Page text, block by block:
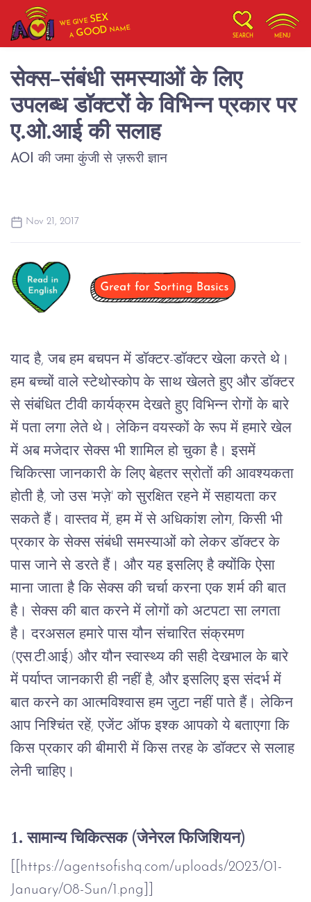
WE GIVESEX
AGOOD NAME
SEARCH MENU
सेक्स-संबंधी समस्याओं के लिए
उपलब्ध डॉक्टरों के विभिन्न प्रकार पर
ए.ओ.आई की सलाह
AOI की जमा कुंजी से ज़रूरी ज्ञान
Nov 21, 2017
याद है, जब हम बचपन में डॉक्टर-डॉक्टर खेला करते थे।
हम बच्चों वाले स्टेथोस्कोप के साथ खेलते हुए और डॉक्टर
से संबंधित टीवी कार्यक्रम देखते हुए विभिन्न रोगों के बारे
में पता लगा लेते थे। लेकिन वयस्कों के रूप में हमारे खेल
में अब मजेदार सेक्स भी शामिल हो चुका है। इसमें
चिकित्सा जानकारी के लिए बेहतर स्रोतों की आवश्यकता
होती है, जो उस 'मज़े' को सुरक्षित रहने में सहायता कर
सकते हैं। वास्तव में, हम में से अधिकांश लोग, किसी भी
प्रकार के सेक्स संबंधी समस्याओं को लेकर डॉक्टर के
पास जाने से डरते हैं। और यह इसलिए है क्योंकि ऐसा
माना जाता है कि सेक्स की चर्चा करना एक शर्म की बात
है। सेक्स की बात करने में लोगों को अटपटा सा लगता
है। दरअसल हमारे पास यौन संचारित संक्रमण
(एस.टी.आई) और यौन स्वास्थ्य की सही देखभाल के बारे
में पर्याप्त जानकारी ही नहीं है, और इसलिए इस संदर्भ में
बात करने का आत्मविश्वास हम जुटा नहीं पाते हैं। लेकिन
आप निश्चिंत रहें, एजेंट ऑफ इश्क आपको ये बताएगा कि
किस प्रकार की बीमारी में किस तरह के डॉक्टर से सलाह
लेनी चाहिए।
1. सामान्यचिकित्सक(जेनेरलफिजिशियन)
[[https://agentsofishq.com/uploads/2023/01-
January/08-Sun/1.png]]